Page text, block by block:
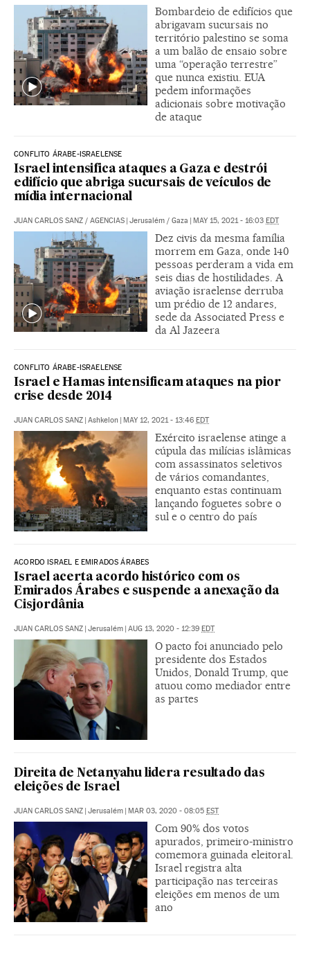
Bombardeio de edifícios que
abrigavam sucursais no
território palestino se soma
a um balão de ensaio sobre
uma “operação terrestre”
que nunca existiu. EUA
pedem informações
adicionais sobre motivação
de ataque
CONFLITO ÁRABE-ISRAELENSE
Israel intensifica ataques a Gaza e destrói
edifício que abriga sucursais de veículos de
mídia internacional
JUAN CARLOS SANZ / AGENCIAS Jerusalém / Gaza MAY 15, 2021 - 16:03 EDT
Dez civis da mesma família
morrem em Gaza, onde 140
pessoas perderam a vida em
seis dias de hostilidades. A
aviação israelense derruba
um prédio de 12 andares,
sede da Associated Press e
da Al Jazeera
CONFLITO ÁRABE-ISRAELENSE
Israel e Hamas intensificam ataques na pior
crise desde 2014
JUAN CARLOS SANZ Ashkelon MAY 12, 2021 - 13:46 EDT
Exército israelense atinge a
cúpula das milícias islâmicas
com assassinatos seletivos
de vários comandantes,
enquanto estas continuam
lançando foguetes sobre o
sul e o centro do país
ACORDO ISRAEL E EMIRADOS ÁRABES
Israel acerta acordo histórico com os
Emirados Árabes e suspende a anexação da
Cisjordânia
JUAN CARLOS SANZ Jerusalém AUG 13, 2020 - 12:39 EDT
O pacto foi anunciado pelo
presidente dos Estados
Unidos, Donald Trump, que
atuou como mediador entre
as partes
Direita de Netanyahu lidera resultado das
eleições de Israel
JUAN CARLOS SANZ Jerusalém MAR 03, 2020 - 08:05 EST
Com 90% dos votos
apurados, primeiro-ministro
comemora guinada eleitoral.
Israel registra alta
participação nas terceiras
eleições em menos de um
ano